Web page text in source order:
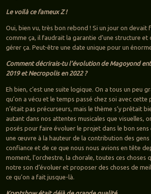
Le voilà ce fameux Z !
Oui, bien vu, très bon rebond ! Si un jour on devait
comme ça, il faudrait la garantie d’une structure et
gérer ça. Peut-être une date unique pour un
Comment décrirais-tu l’évolution de Magoyond
2019 et Necropolis en 2022 ?
Eh bien, c’est une suite logique. On a tous un peu
qu’on a vécu et le temps passé chez soi avec
n’était pas précurseurs, mais le thème s’y prêtait
autant dans nos attentes musicales que visuelles,
posés pour faire évoluer le projet dans le bon
une œuvre à la hauteur de la contribution des
confiance et de ce que nous nous avions en tête
moment, l’orchestre, la chorale, toutes ces choses
notre son d’évoluer et proposer des choses de
ce qu’on a fait jusque-là.